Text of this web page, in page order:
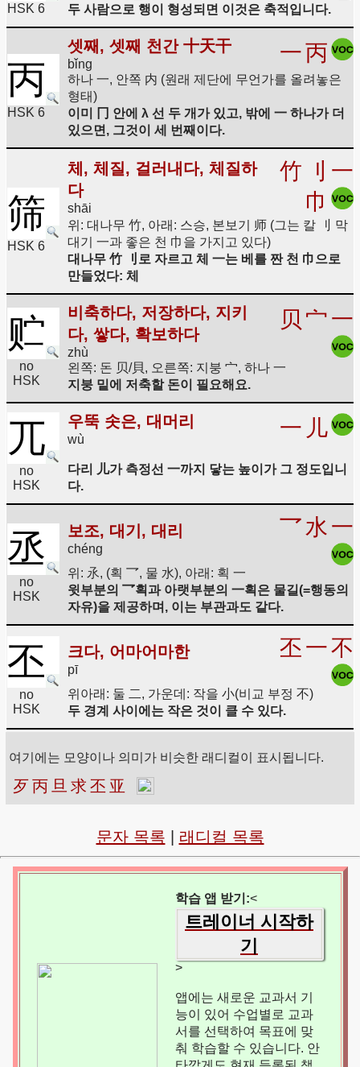
HSK 6
두 사람으로 행이 형성되면 이것은 축적입니다.
丙
HSK 6
셋째, 셋째 천간 十天干
bǐng 一丙
하나 一, 안쪽 内 (원래 제단에 무언가를 올려놓은
형태)
이미 冂 안에 λ 선 두 개가 있고, 밖에 一 하나가 더
있으면, 그것이 세 번째이다.
筛
HSK 6
체, 체질, 걸러내다, 체질하
다
shāi
竹 刂 一
巾
위: 대나무 竹, 아래: 스승, 본보기 师 (그는 칼 刂 막
대기 一과 좋은 천 巾을 가지고 있다)
대나무 竹 刂로 자르고 체 一는 베를 짠 천 巾으로
만들었다: 체
贮
no
HSK
비축하다, 저장하다, 지키
다, 쌓다, 확보하다
zhù
贝 宀一
왼쪽: 돈 贝/貝, 오른쪽: 지붕 宀, 하나 一
지붕 밑에 저축할 돈이 필요해요.
兀
no
HSK
우뚝 솟은, 대머리
wù 一 儿
다리 儿가 측정선 一까지 닿는 높이가 그 정도입니
다.
丞
no
HSK
보조, 대기, 대리
chéng
乛水一
위: 氶, (획 乛, 물 水), 아래: 획 一
윗부분의 乛획과 아랫부분의 一획은 물길(=행동의
자유)을 제공하며, 이는 부관과도 같다.
丕
no
HSK
크다, 어마어마한
pī
丕一不
위아래: 둘 二, 가운데: 작을 小(비교 부정 不)
두 경계 사이에는 작은 것이 클 수 있다.
여기에는 모양이나 의미가 비슷한 래디컬이 표시됩니다.
歹丙 旦 求 丕 亚
문자 목록 래디컬 목록
학습 앱 받기:<
트레이너 시작하
기
>
앱에는 새로운 교과서 기
능이 있어 수업별로 교과
서를 선택하여 목표에 맞
춰 학습할 수 있습니다. 안